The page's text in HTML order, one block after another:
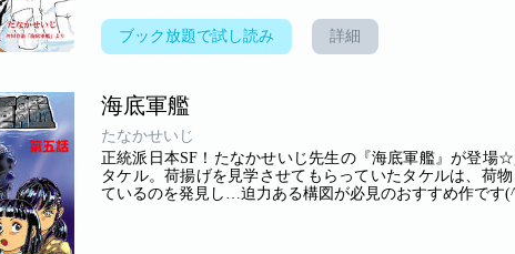
ブック放題で試し読み 詳細
海底軍艦
たなかせいじ
正統派日本SF！たなかせいじ先生の『海底軍艦』が登場
タケル。荷揚げを見学させてもらっていたタケルは、荷
ているのを発見し…迫力ある構図が必見のおすすめ作です